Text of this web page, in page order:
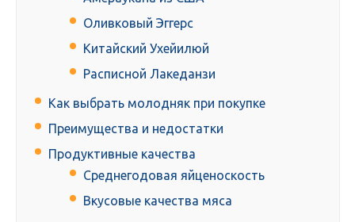
Оливковый Эггерс
Китайский Ухейилюй
Расписной Лакеданзи
Как выбрать молодняк при покупке
Преимущества и недостатки
Продуктивные качества
Среднегодовая яйценоскость
Вкусовые качества мяса